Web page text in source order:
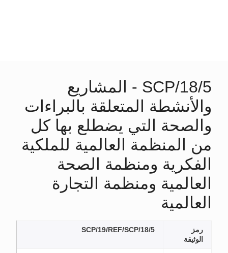
SCP/18/5 - المشاريع
والأنشطة المتعلقة بالبراءات
والصحة التي يضطلع بها كل
من المنظمة العالمية للملكية
الفكرية ومنظمة الصحة
العالمية ومنظمة التجارة
العالمية
رمز
الوثيقة
SCP/19/REF/SCP/18/5